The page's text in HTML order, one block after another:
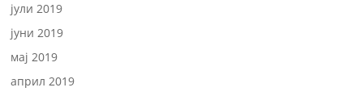
јули 2019
јуни 2019
мај 2019
април 2019